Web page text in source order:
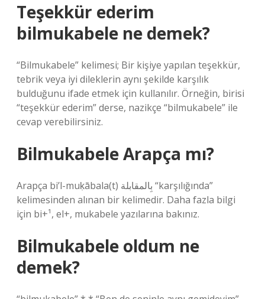
Teşekkür ederim
bilmukabele ne demek?
“Bilmukabele” kelimesi; Bir kişiye yapılan teşekkür,
tebrik veya iyi dileklerin aynı şekilde karşılık
bulduğunu ifade etmek için kullanılır. Örneğin, birisi
“teşekkür ederim” derse, nazikçe “bilmukabele” ile
cevap verebilirsiniz.
Bilmukabele Arapça mı?
Arapça bi’l-muḳābala(t) بِالمقابلة “karşılığında”
kelimesinden alınan bir kelimedir. Daha fazla bilgi
için bi+¹, el+, mukabele yazılarına bakınız.
Bilmukabele oldum ne
demek?